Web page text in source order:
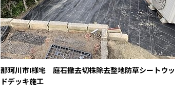
那珂川市I様宅 庭石撤去切株除去整地防草シートウッ
ドデッキ施工